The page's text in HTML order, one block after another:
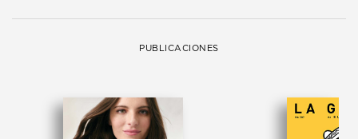
PUBLICACIONES